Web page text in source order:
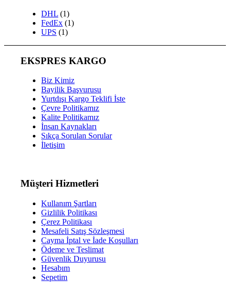
DHL (1)
FedEx (1)
UPS (1)
EKSPRES KARGO
Biz Kimiz
Bayilik Başvurusu
Yurtdışı Kargo Teklifi İste
Çevre Politikamız
Kalite Politikamız
İnsan Kaynakları
Sıkça Sorulan Sorular
İletişim
Müşteri Hizmetleri
Kullanım Şartları
Gizlilik Politikası
Çerez Politikası
Mesafeli Satış Sözleşmesi
Cayma İptal ve İade Koşulları
Ödeme ve Teslimat
Güvenlik Duyurusu
Hesabım
Sepetim